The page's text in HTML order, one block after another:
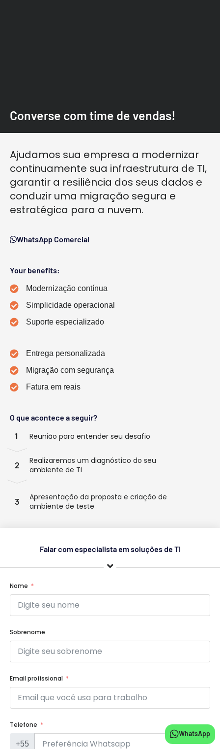
Converse com time de vendas!
Ajudamos sua empresa a modernizar
continuamente sua infraestrutura de TI,
garantir a resiliência dos seus dados e
conduzir uma migração segura e
estratégica para a nuvem.
WhatsApp Comercial
Your benefits:
Modernização contínua
Simplicidade operacional
Suporte especializado
Entrega personalizada
Migração com segurança
Fatura em reais
O que acontece a seguir?
1 Reunião para entender seu desafio
2
Realizaremos um diagnóstico do seu
ambiente de TI
3
Apresentação da proposta e criação de
ambiente de teste
Falar com especialista em soluções de TI
Nome
Sobrenome
Email profissional
Telefone
+55
WhatsApp